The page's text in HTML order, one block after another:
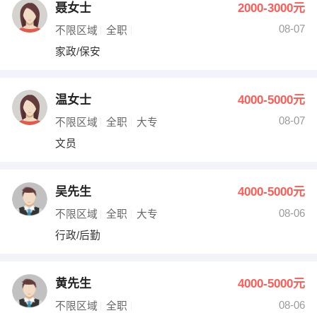
聂女士 2000-3000元
不限区域 全职
08-07
家政/保安
温女士 4000-5000元
不限区域 全职 大专
08-07
文员
吴先生 4000-5000元
不限区域 全职 大专
08-06
行政/后勤
黄先生 4000-5000元
不限区域 全职
08-06